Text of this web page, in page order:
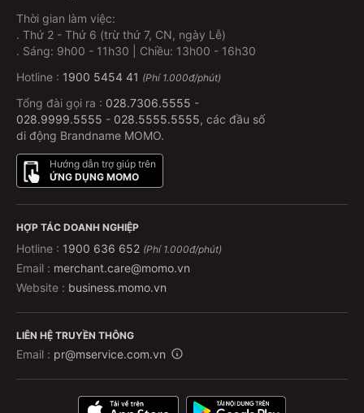
Thời gian làm việc:
. Thứ 2 - Thứ 6 (trừ thứ 7, CN, ngày Lễ)
. Sáng: 9h00 - 11h30 | Chiều: 13h00 - 16h30
Hotline : 1900 5454 41 (Phí 1.000đ/phút)
Tổng đài gọi ra : 028.7306.5555 -
028.9999.5555 - 028.5555.5555, các đầu số
di động Brandname MOMO.
Hướng dẫn trợ giúp trên
ỨNG DỤNG MOMO
HỢP TÁC DOANH NGHIỆP
Hotline : 1900 636 652 (Phí 1.000đ/phút)
Email : merchant.care@momo.vn
Website : business.momo.vn
LIÊN HỆ TRUYỀN THÔNG
Email : pr@mservice.com.vn